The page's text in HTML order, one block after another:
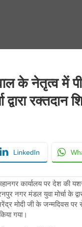
के नेतृत्व में
रक्तदान
LinkedIn
कार्यालय पर देश की
मंडल युवा मोर्चा के
मोदी जी के जन्मदिवस
गया।